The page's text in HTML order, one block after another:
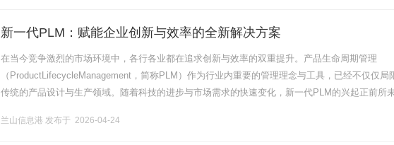
新一代PLM：赋能企业创新与效率的全新解决方案
在当今竞争激烈的市场环境中，各行各业都在追求创新与效率的双重提升。产品生命周期管理
（ProductLifecycleManagement，简称PLM）作为行业内重要的管理理念与工具，已经不仅仅局
传统的产品设计与生产领域。随着科技的进步与市场需求的快速变化，新一代PLM的兴起正前所
兰山信息港 发布于 2026-04-24